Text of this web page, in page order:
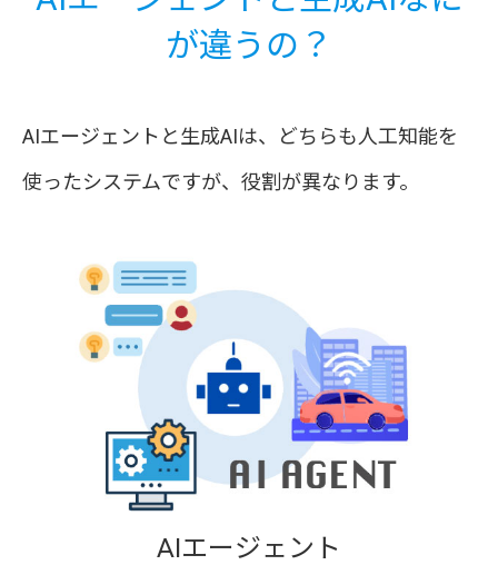
が違うの？
AIエージェントと生成AIは、どちらも人工知能を
使ったシステムですが、役割が異なります。
AIエージェント